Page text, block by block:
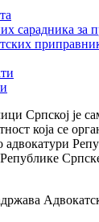
сарадника за
Српској је
која се
адвокатури